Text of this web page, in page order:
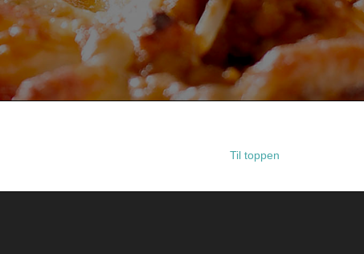
Til toppen